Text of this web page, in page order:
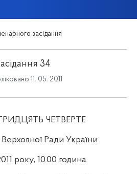
засідання
34
11. 05. 2011
ЧЕТВЕРТЕ
Ради України
року, 10.00 година